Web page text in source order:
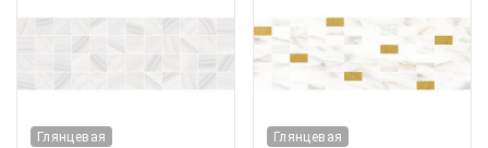
Глянцевая Глянцевая